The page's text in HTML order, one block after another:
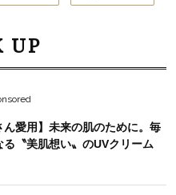
UP
ん愛用】未来の肌のために。毎
る〝美肌想い〟のUVクリーム